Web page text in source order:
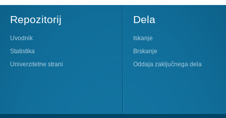
Repozitorij
Uvodnik
Statistika
Univerzitetne strani
Dela
Iskanje
Brskanje
Oddaja zaključnega dela